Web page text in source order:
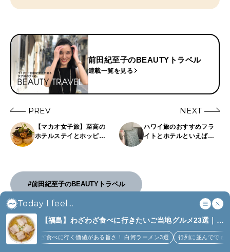
Today I feel...
【福島】わざわざ食べに行きたいご当地グルメ23選｜
ラーメン、餃子、そばほか (8)
べに行く価値がある旨さ！ 白河ラーメン3選 行列に並んででも食べるべし！喜多
前田紀至子のBEAUTYトラベル
連載一覧を見る
PREV
【マカオ女子旅】至高の
ホテルステイとホッピン
NEXT
ハワイ旅のおすすめフラ
イトとホテルといえば？
#前田紀至子のBEAUTYトラベル
SHARE